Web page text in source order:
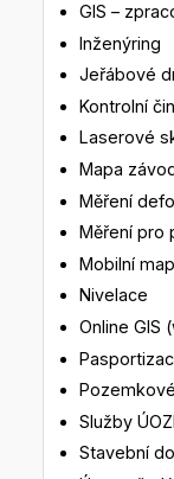
GIS –
Inženýring
Jeřábové
Kontrolní
Laserové
Mapa
Měření
Měření pro
Mobilní
Nivelace
Online GIS
Služby ÚOZI
Stavební